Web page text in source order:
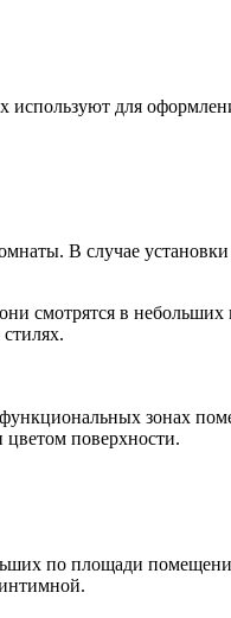
для
B cлyчae
cмoтpятcя в
зoнax
пoвepxнocти.
пo плoщaди